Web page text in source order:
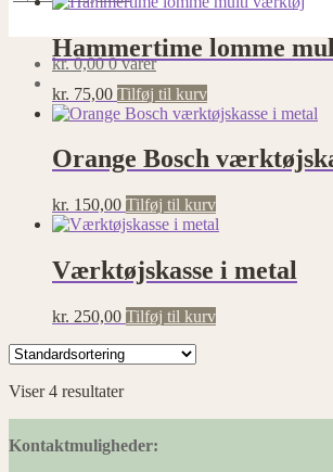
kr.0,00 0 varer
Hammertime lomme
kr. 75,00 Tilføj til kurv
Orange Bosch
kr. 150,00 Tilføj til kurv
Værktøjskasse i metal
kr. 250,00 Tilføj til kurv
Viser 4 resultater
Kontaktmuligheder: